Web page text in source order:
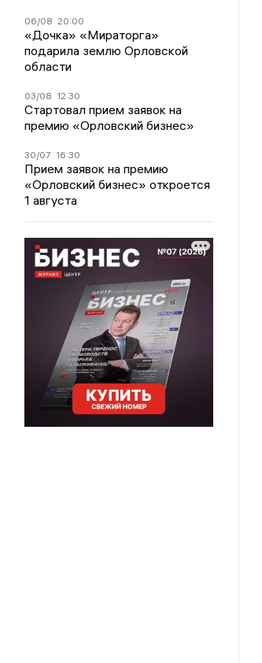
06/08 20:00
«Дочка» «Мираторга»
подарила землю Орловской
области
03/08 12:30
Стартовал прием заявок на
премию «Орловский бизнес»
30/07 16:30
Прием заявок на премию
«Орловский бизнес» откроется
1 августа